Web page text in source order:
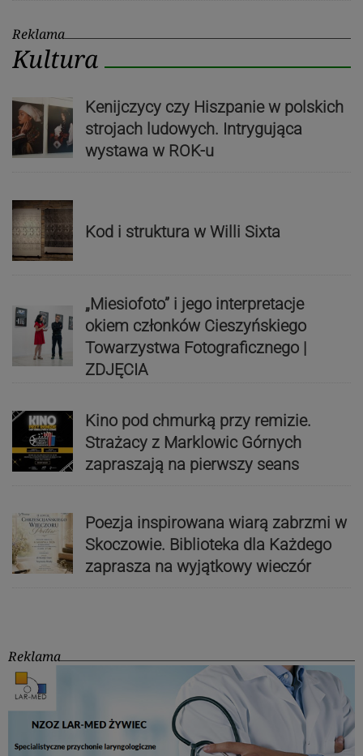
Reklama
Kultura
Kenijczycy czy Hiszpanie w polskich
strojach ludowych. Intrygująca
wystawa w ROK-u
Kod i struktura w Willi Sixta
„Miesiofoto” i jego interpretacje
okiem członków Cieszyńskiego
Towarzystwa Fotograficznego |
ZDJĘCIA
Kino pod chmurką przy remizie.
Strażacy z Marklowic Górnych
zapraszają na pierwszy seans
Poezja inspirowana wiarą zabrzmi w
Skoczowie. Biblioteka dla Każdego
zaprasza na wyjątkowy wieczór
Reklama